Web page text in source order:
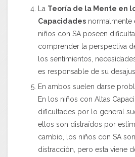
La Teoría de la Mente en
Capacidades normalmente
niños con SA poseen
comprender la perspectiva
los sentimientos,
es responsable de su
En ambos suelen darse
En los niños con Altas
dificultades por lo general
ellos son distraídos por
cambio, los niños con SA
distracción, pero esta viene